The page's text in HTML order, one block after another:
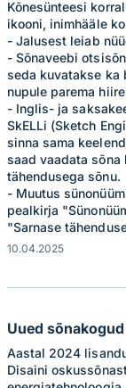
Kõnesünteesi
ikooni, inimhääle
- Jalusest leiab
- Sõnaveebi
seda kuvatakse ka
nupule parema
- Inglis- ja
SkELLi (Sketch
sinna sama
saad vaadata sõna
tähendusega sõnu.
- Muutus
pealkirja
"Sarnase
10.04.2025
Uued
Aastal 2024
Disaini